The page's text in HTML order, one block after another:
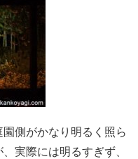
側がかなり明るく照ら
実際には明るすぎず、